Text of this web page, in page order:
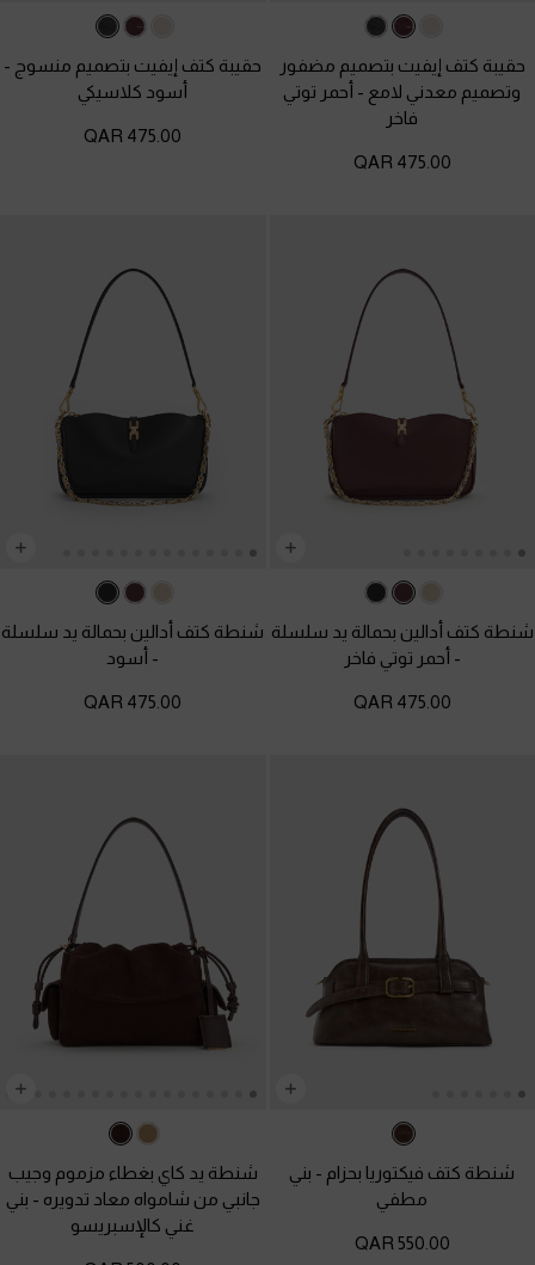
حقيبة كتف إيفيت بتصميم مضفور
وتصميم معدني لامع - أحمر توتي
فاخر
475.00 QAR
حقيبة كتف إيفيت بتصميم منسوج -
أسود كلاسيكي
475.00 QAR
شنطة كتف أدالين بحمالة يد سلسلة
- أحمر توتي فاخر
475.00 QAR
شنطة كتف أدالين بحمالة يد سلسلة
- أسود
475.00 QAR
شنطة كتف فيكتوريا بحزام - بني
مطفي
550.00 QAR
شنطة يد كاي بغطاء مزموم وجيب
جانبي من شامواه معاد تدويره - بني
غني كالإسبريسو